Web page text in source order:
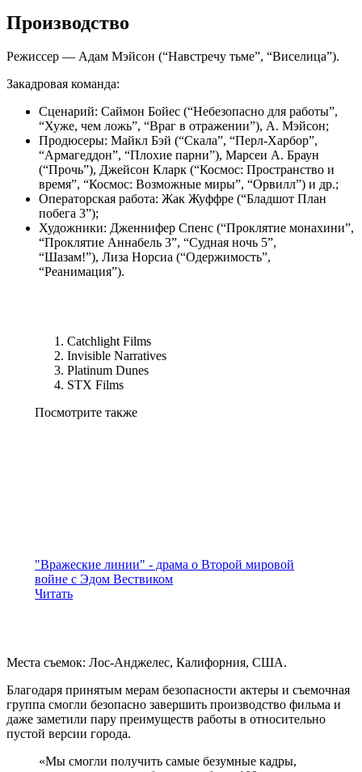
Производство
Режиссер — Адам Мэйсон (“Навстречу тьме”, “Виселица”).
Закадровая команда:
Сценарий: Саймон Бойес (“Небезопасно для работы”,
“Хуже, чем ложь”, “Враг в отражении”), А. Мэйсон;
Продюсеры: Майкл Бэй (“Скала”, “Перл-Харбор”,
“Армагеддон”, “Плохие парни”), Марсеи А. Браун
(“Прочь”), Джейсон Кларк (“Космос: Пространство и
время”, “Космос: Возможные миры”, “Орвилл”) и др.;
Операторская работа: Жак Жуффре (“Бладшот План
побега 3”);
Художники: Дженнифер Спенс (“Проклятие монахини”,
“Проклятие Аннабель 3”, “Судная ночь 5”,
“Шазам!”), Лиза Норсиа (“Одержимость”,
“Реанимация”).
Catchlight Films
Invisible Narratives
Platinum Dunes
STX Films
Посмотритетакже
"Вражеские линии" - драма о Второй мировой
войне с Эдом Вествиком
Читать
Места съемок: Лос-Анджелес, Калифорния, США.
Благодаря принятым мерам безопасности актеры и съемочная
группа смогли безопасно завершить производство фильма и
даже заметили пару преимуществ работы в относительно
пустой версии города.
«Мы смогли получить самые безумные кадры,